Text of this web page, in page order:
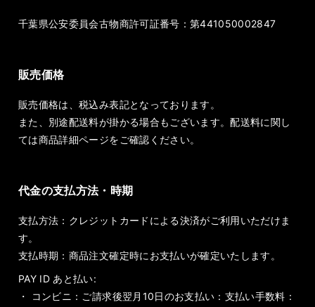
千葉県公安委員会古物商許可証番号：第441050002847
販売価格
販売価格は、税込み表記となっております。
また、別途配送料が掛かる場合もございます。配送料に関し
ては商品詳細ページをご確認ください。
代金の支払方法・時期
支払方法：クレジットカードによる決済がご利用いただけま
す。
支払時期：商品注文確定時にお支払いが確定いたします。
PAY ID あと払い:
・ コンビニ：ご請求後翌月10日のお支払い：支払い手数料：